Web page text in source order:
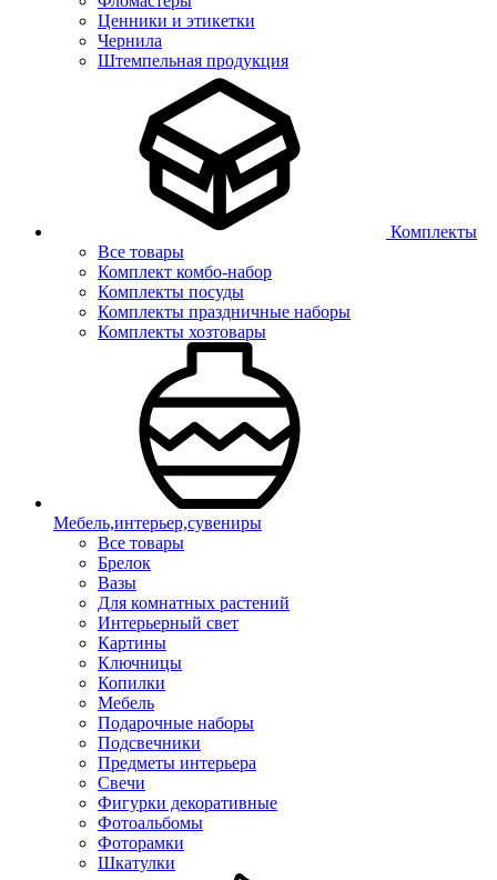
Ценники и этикетки
Чернила
Штемпельная продукция
Комплекты
Все товары
Комплект комбо-набор
Комплекты посуды
Комплекты праздничные наборы
Комплекты хозтовары
Мебель,интерьер,сувениры
Все товары
Брелок
Вазы
Для комнатных растений
Интерьерный свет
Картины
Ключницы
Копилки
Мебель
Подарочные наборы
Подсвечники
Предметы интерьера
Свечи
Фигурки декоративные
Фотоальбомы
Фоторамки
Шкатулки